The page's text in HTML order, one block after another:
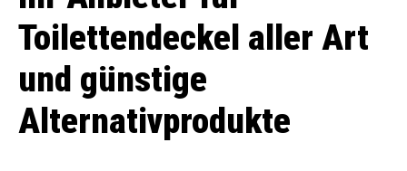
Toilettendeckel aller Art
und günstige
Alternativprodukte